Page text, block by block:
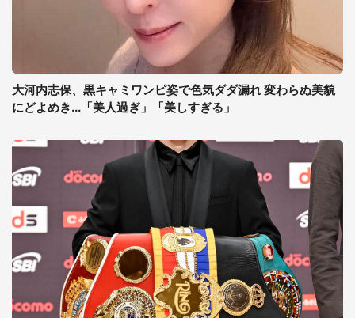
大河内志保、黒キャミワンピ姿で色気ダダ漏れ 変わらぬ美貌
にどよめき...「美人過ぎ」「美しすぎる」